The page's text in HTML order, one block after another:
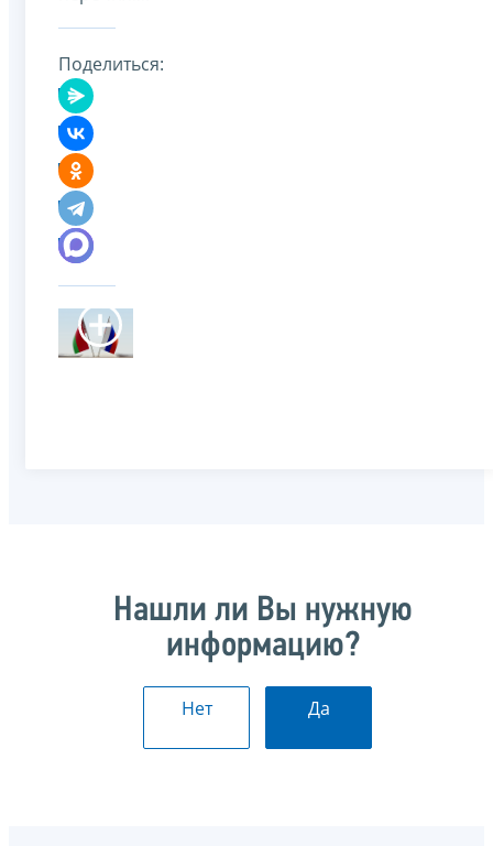
Поделиться:
Нашли ли Вы нужную
информацию?
Нет Да